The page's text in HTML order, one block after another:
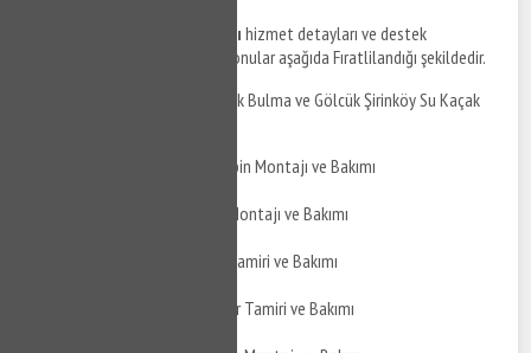
Gölcük Şirinköy su tesisatçısı hizmet detayları ve destek
taleplerinizi iletebileceğiniz konular aşağıda Fıratlilandığı şekildedir.
Gölcük Şirinköy Su Kaçak Bulma ve Gölcük Şirinköy Su Kaçak
Gölcük Şirinköy Duşakabin Montajı ve Bakımı
Gölcük Şirinköy Jakuzi Montajı ve Bakımı
Gölcük Şirinköy Jakuzi Tamiri ve Bakımı
Gölcük Şirinköy Hidrofor Tamiri ve Bakımı